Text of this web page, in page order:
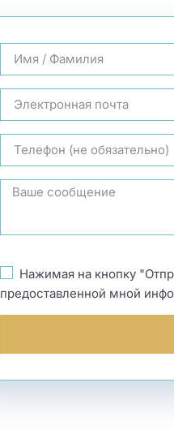
Нажимая на кнопку
предоставленной мной